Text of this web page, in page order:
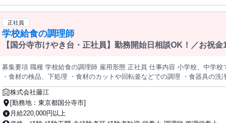
万人以上のお客様にご利用いただいております。
正社員
学校給食の調理師
【国分寺市けやき台・正社員】勤務開始日相談OK！／お祝
募集要項 職種 学校給食の調理師 雇用形態 正社員 仕事内容 小学校、中学校での給食室での調理業務全般 具体的には
・食材の検品、下処理 ・食材のカットや回転釜などでの調理 ・食器具の
作業工程表の作成など ※経験に応じてお任せしますのでご安心ください ★1日の流れ★ まずは食材を業者から受け取
って、下処理をスタート！ 作業工程表を確認し実際に調理をしていきます
て終了。
株式会社藤江
[勤務地：東京都国分寺市]
月給220,000円以上